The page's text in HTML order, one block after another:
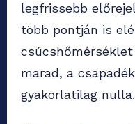
legfrissebb
több pontján is
marad, a
gyakorlatilag nulla.